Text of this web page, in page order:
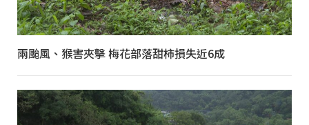
兩颱風、猴害夾擊 梅花部落甜柿損失近6成